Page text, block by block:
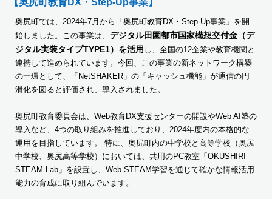
【奥尻町教育DX・Step-Up事業】
奥尻町では、2024年7月から「奥尻町教育DX・Step-Up事業」を開
始しました。この事業は、 デジタル田園都市国家構想交付金（デ
ジタル実装タイプTYPE1）を活用 し、全国の12企業や教育機関と
連携して進められています。今回、この事業の新ネットワーク構築
の一環として、「NetSHAKER」の「キャッシュ機能」が通信の円
滑化を図ると評価され、導入されました。
奥尻町教育委員会は、Web教育DX支援センターの開設やWeb AI塾の
導入など、4つの取り組みを推進しており、2024年度内の本格的な
運用を目指しています。 特に、奥尻町内の中学校と高等学校（奥尻
中学校、奥尻高等学校）においては、共用のPC教室「OKUSHIRI
STEAM Lab」を設置し、Web STEAM学習を通じて確かな情報活用
能力の育成に取り組んでいます。